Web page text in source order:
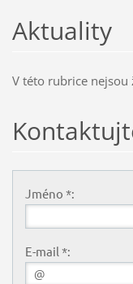
Aktuality
V této rubrice nejsou
Jméno *:
E-mail *: